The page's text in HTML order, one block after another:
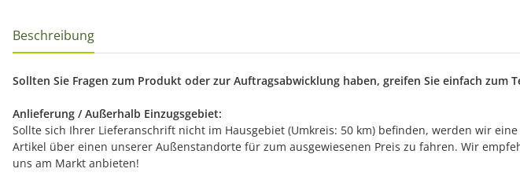
Beschreibung
Sollten Sie Fragen zum Produkt oder zur Auftragsabwicklung haben, greifen Sie einfach zum
Anlieferung / Außerhalb Einzugsgebiet:
Sollte sich Ihrer Lieferanschrift nicht im Hausgebiet (Umkreis: 50 km) befinden, werden wir
Artikel über einen unserer Außenstandorte für zum ausgewiesenen Preis zu fahren. Wir
uns am Markt anbieten!